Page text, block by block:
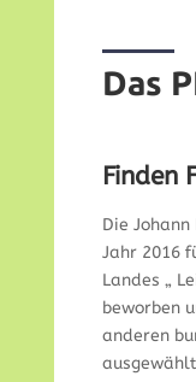
Das
Finden
Die
Jahr 2016
Landes „
beworben
anderen